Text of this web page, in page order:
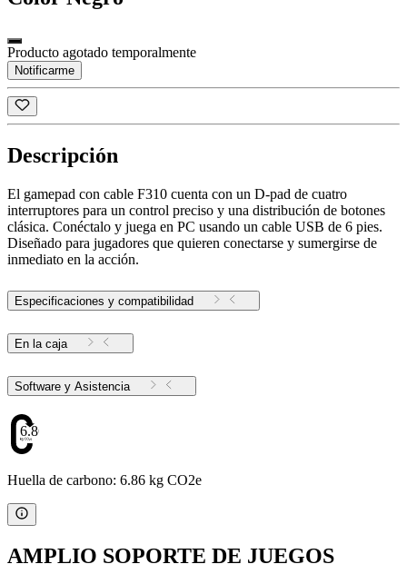
Producto agotado temporalmente
Notificarme
Descripción
El gamepad con cable F310 cuenta con un D-pad de cuatro
interruptores para un control preciso y una distribución de botones
clásica. Conéctalo y juega en PC usando un cable USB de 6 pies.
Diseñado para jugadores que quieren conectarse y sumergirse de
inmediato en la acción.
Especificaciones y compatibilidad
En la caja
Software y Asistencia
6.86
Huella de carbono: 6.86 kg CO2e
AMPLIO SOPORTE DE JUEGOS